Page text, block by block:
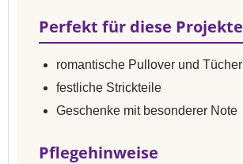
Perfekt für diese Projekte
romantische Pullover und Tücher
festliche Strickteile
Geschenke mit besonderer Note
Pflegehinweise